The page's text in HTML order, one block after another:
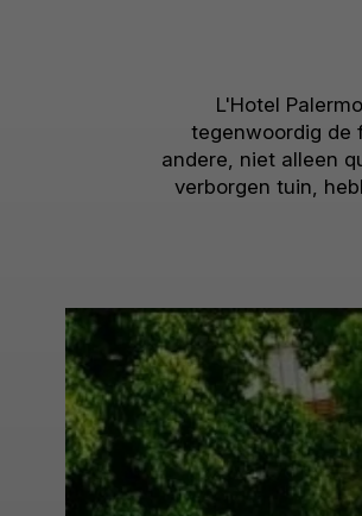
L'Hotel
tegenwoordig de
andere, niet alleen
verborgen tuin,